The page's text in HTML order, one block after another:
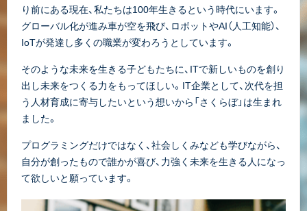
り前にある現在、私たちは100年生きるという時代にいます。
グローバル化が進み車が空を飛び、ロボットやAI（人工知能）、
IoTが発達し多くの職業が変わろうとしています。
そのような未来を生きる子どもたちに、ITで新しいものを創り
出し未来をつくる力をもってほしい。IT企業として、次代を担
う人材育成に寄与したいという想いから「さくらぼ」は生まれ
ました。
プログラミングだけではなく、社会しくみなども学びながら、
自分が創ったもので誰かが喜び、力強く未来を生きる人になっ
て欲しいと願っています。